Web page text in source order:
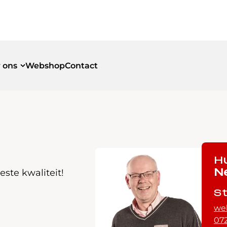
ons WebshopContact
kwaliteit!